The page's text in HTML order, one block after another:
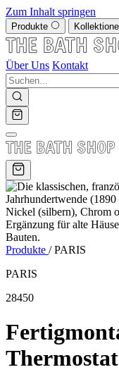
Zum Inhalt springen
Produkte
Über Uns Kontakt
Produkte / PARIS
PARIS
28450